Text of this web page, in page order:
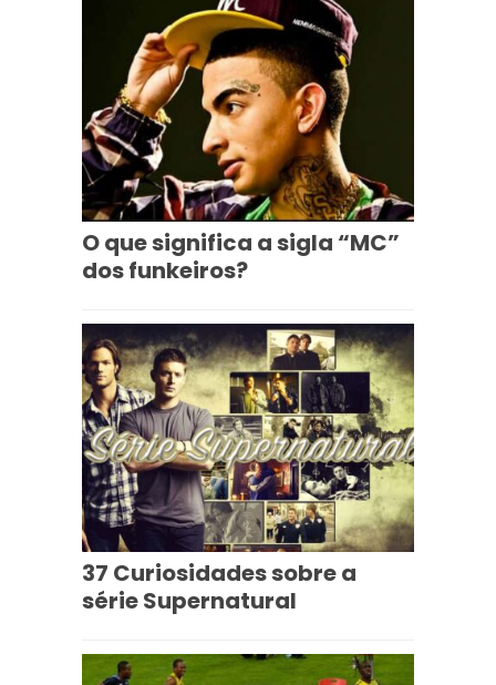
O que significa a sigla “MC”
dos funkeiros?
37 Curiosidades sobre a
série Supernatural